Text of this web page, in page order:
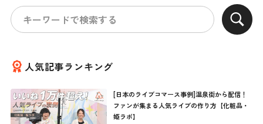
人気記事ランキング
[日本のライブコマース事例]温泉街から配信！
ファンが集まる人気ライブの作り方【化粧品・
姫ラボ】